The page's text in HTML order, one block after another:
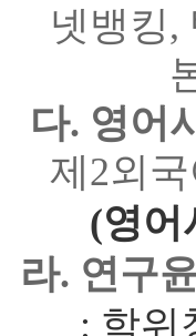
넷뱅킹,
다. 영어
제2외
(영어시
라. 연구
: 학위청